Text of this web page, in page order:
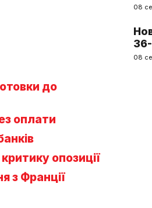
до
оплати
опозиції
з Франції
08
08